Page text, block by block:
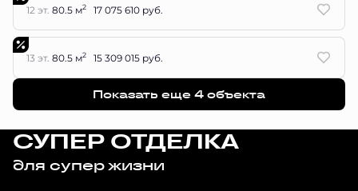
12 эт. 80.5 м2 17 075 610 руб.
13 эт. 80.5 м2 15 309 015 руб.
Показать еще 4 объектa
СУПЕР ОТДЕЛКА
для супер жизни